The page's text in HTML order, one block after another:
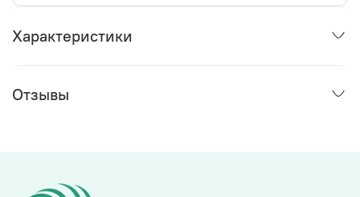
Характеристики
Отзывы